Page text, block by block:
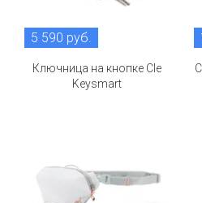
5 590 руб.
Ключница на кнопке Cle
Keysmart